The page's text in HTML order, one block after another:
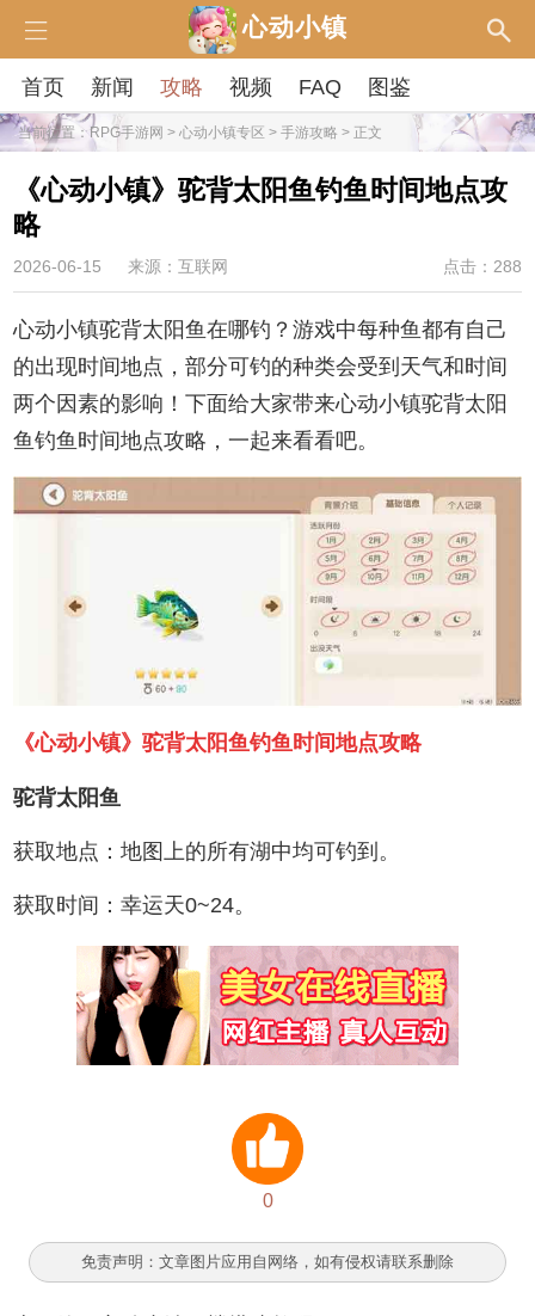
心动小镇
首页 新闻 攻略 视频 FAQ 图鉴
当前位置：RPG手游网 > 心动小镇专区 > 手游攻略 > 正文
《心动小镇》驼背太阳鱼钓鱼时间地点攻
略
2026-06-15 来源：互联网 点击：288
心动小镇驼背太阳鱼在哪钓？游戏中每种鱼都有自己
的出现时间地点，部分可钓的种类会受到天气和时间
两个因素的影响！下面给大家带来心动小镇驼背太阳
鱼钓鱼时间地点攻略，一起来看看吧。
《心动小镇》驼背太阳鱼钓鱼时间地点攻略
驼背太阳鱼
获取地点：地图上的所有湖中均可钓到。
获取时间：幸运天0~24。
0
免责声明：文章图片应用自网络，如有侵权请联系删除